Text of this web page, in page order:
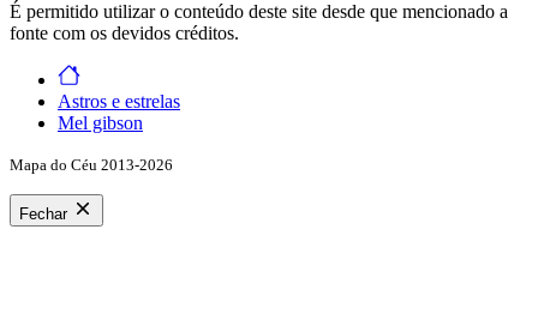
É permitido utilizar o conteúdo deste site desde que mencionado a
fonte com os devidos créditos.
Astros e estrelas
Mel gibson
Mapa do Céu 2013-2026
Fechar